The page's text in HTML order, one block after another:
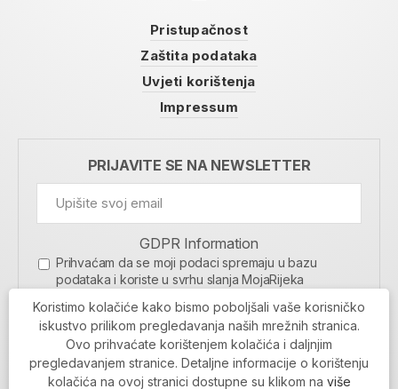
Pristupačnost
Zaštita podataka
Uvjeti korištenja
Impressum
PRIJAVITE SE NA NEWSLETTER
GDPR Information
Prihvaćam da se moji podaci spremaju u bazu
podataka i koriste u svrhu slanja MojaRijeka
MOJARIJEKA NEWSLETTER
PRIJAVI SE
Koristimo kolačiće kako bismo poboljšali vaše korisničko
iskustvo prilikom pregledavanja naših mrežnih stranica.
Ovo prihvaćate korištenjem kolačića i daljnjim
pregledavanjem stranice. Detaljne informacije o korištenju
kolačića na ovoj stranici dostupne su klikom na više